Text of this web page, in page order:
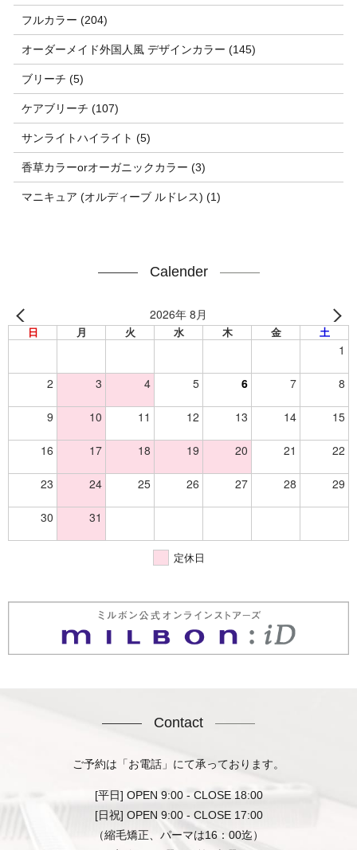
フルカラー (204)
オーダーメイド外国人風 デザインカラー (145)
ブリーチ (5)
ケアブリーチ (107)
サンライトハイライト (5)
香草カラーorオーガニックカラー (3)
マニキュア (オルディーブ ルドレス) (1)
Calender
2026年 8月
日 月 火 水 木 金 土
1
2 3 4 5 6 7 8
9 10 11 12 13 14 15
16 17 18 19 20 21 22
23 24 25 26 27 28 29
30 31
定休日
Contact
ご予約は「お電話」にて承っております。
[平日] OPEN 9:00 - CLOSE 18:00
[日祝] OPEN 9:00 - CLOSE 17:00
（縮毛矯正、パーマは16：00迄）